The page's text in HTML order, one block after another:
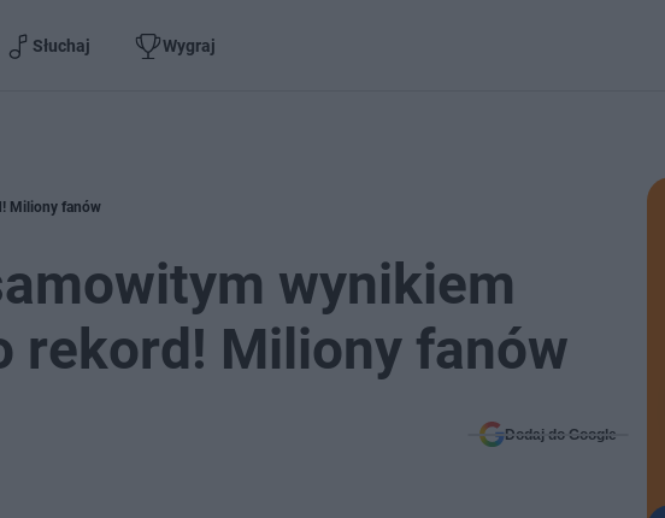
Słuchaj Wygraj
Miliony fanów
wynikiem
rekord! Miliony fanów
Dodaj do Google